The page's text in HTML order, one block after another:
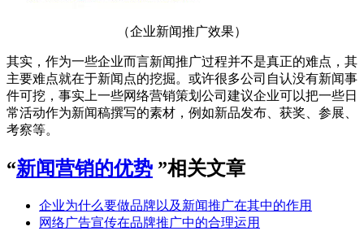
（企业新闻推广效果）
其实，作为一些企业而言新闻推广过程并不是真正的难点，其
主要难点就在于新闻点的挖掘。或许很多公司自认没有新闻事
件可挖，事实上一些网络营销策划公司建议企业可以把一些日
常活动作为新闻稿撰写的素材，例如新品发布、获奖、参展、
考察等。
“新闻营销的优势 ”相关文章
企业为什么要做品牌以及新闻推广在其中的作用
网络广告宣传在品牌推广中的合理运用